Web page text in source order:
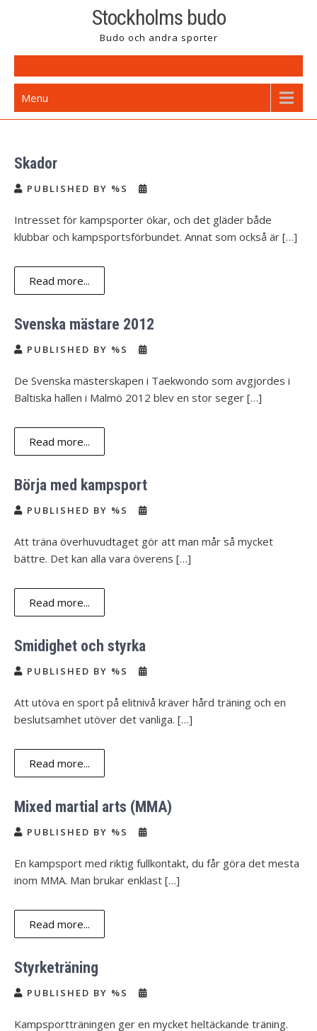
Stockholms budo
Budo och andra sporter
Menu
Skador
PUBLISHED BY %S
Intresset för kampsporter ökar, och det gläder både
klubbar och kampsportsförbundet. Annat som också är […]
Read more...
Svenska mästare 2012
PUBLISHED BY %S
De Svenska mästerskapen i Taekwondo som avgjordes i
Baltiska hallen i Malmö 2012 blev en stor seger […]
Read more...
Börja med kampsport
PUBLISHED BY %S
Att träna överhuvudtaget gör att man mår så mycket
bättre. Det kan alla vara överens […]
Read more...
Smidighet och styrka
PUBLISHED BY %S
Att utöva en sport på elitnivå kräver hård träning och en
beslutsamhet utöver det vanliga. […]
Read more...
Mixed martial arts (MMA)
PUBLISHED BY %S
En kampsport med riktig fullkontakt, du får göra det mesta
inom MMA. Man brukar enklast […]
Read more...
Styrketräning
PUBLISHED BY %S
Kampsportträningen ger en mycket heltäckande träning.